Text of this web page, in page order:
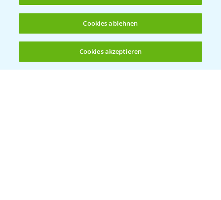
(noch 4)
Folgen Sie uns
Cookies ablehnen
Cookies akzeptieren